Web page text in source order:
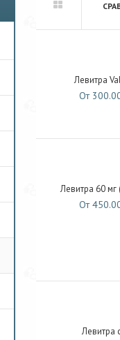
Левитра
От
Левитра 60 мг
От
Левитра